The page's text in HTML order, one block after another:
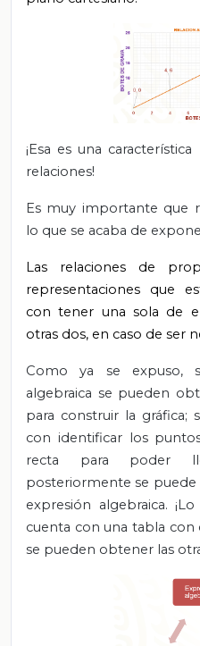
¡Esa es una
relaciones!
Es muy importante que
lo que se acaba de
Las relaciones de
representaciones que
con tener una sola de
otras dos, en caso de ser
Como ya se expuso,
algebraica se pueden
para construir la gráfica;
con identificar los
recta para poder
posteriormente se puede
expresión algebraica.
cuenta con una tabla
se pueden obtener las